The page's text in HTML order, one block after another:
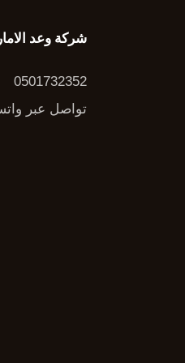
شركة وعد
0501732352
تواصل عبر